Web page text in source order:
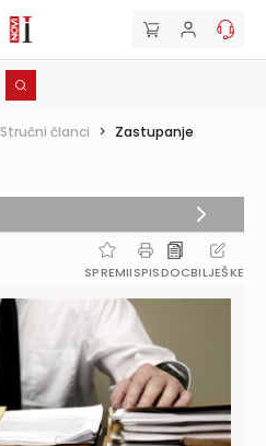
Stručni članci > Zastupanje
SPREMIISPISDOCBILJEŠKE